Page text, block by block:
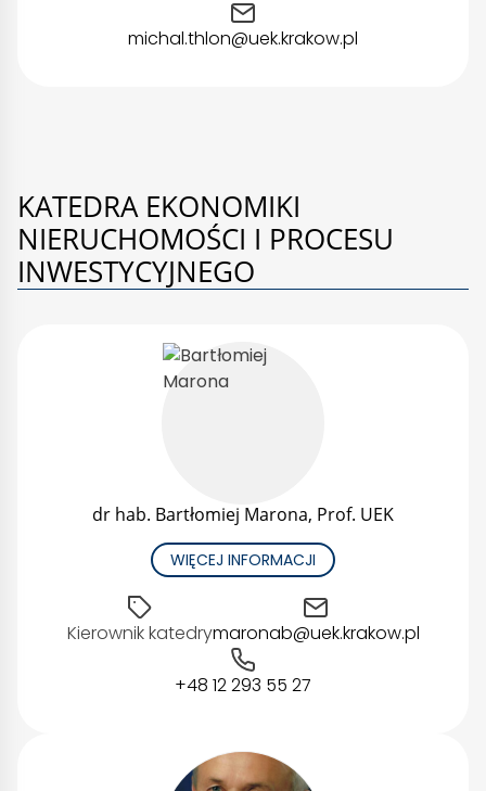
michal.thlon@uek.krakow.pl
KATEDRA EKONOMIKI
NIERUCHOMOŚCI I PROCESU
INWESTYCYJNEGO
dr hab. Bartłomiej Marona, Prof. UEK
WIĘCEJ INFORMACJI
Kierownik katedrymaronab@uek.krakow.pl
+48 12 293 55 27